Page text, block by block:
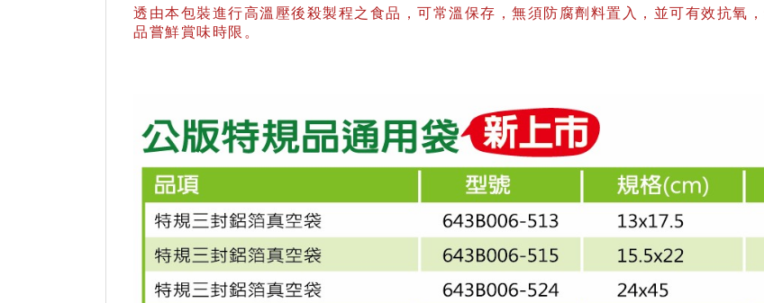
透由本包裝進行高溫壓後殺製程之食品，可常溫保存，無須防腐劑料置入，並可有效抗氧
品嘗鮮賞味時限。